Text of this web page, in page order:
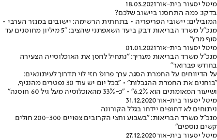
מיטל יסעור בית-אור18.03.2021
בדקו: כמה התחסנו ביישוב שלכם?
המובילים: יישובי הפריפריה • בתחתית הרשימה: יישובים במגזר הערבי •
מנכ"ל משרד הבריאות דבק ביעד השאפתני שהציב: "5 מיליון מחוסנים עד
סוף מרץ"
מיטל יסעור בית-אור01.01.2021
מנכ"ל משרד הבריאות מעריך: "נתחיל לחסן את האוכלוסייה הצעירה
בחודש פברואר"
על הדיווחים על החמרת הסגר, ערך פרופ' חזי לוי תדרוך לעיתונאים:
"בוחנים את החמרת ההגבלות" • "בכל יום יש עוד 30 נפטרים מהנגיף,
ושיעור המאומתים הוא 6.2%" • "כ-33% מהאוכלוסיה מעל גיל 60 חוסנה"
מיטל יסעור בית-אור31.12.2020
ניתוחים לא דחופים יידחו בגלל הקורונה
מנכ"ל משרד הבריאות: "בשבוע וחצי הקרובים צפויים 200-300 חולים
קשים נוספים"
מיטל יסעור בית-אור27.12.2020